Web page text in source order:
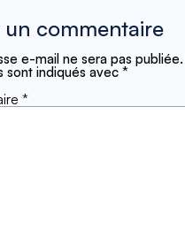
un commentaire
e-mail ne sera pas publiée.
sont indiqués avec *
*